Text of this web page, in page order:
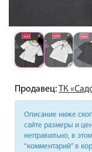
Продавец:ТК
Описание ниже
сайте размеры и
неправильно, в
“комментарий” в